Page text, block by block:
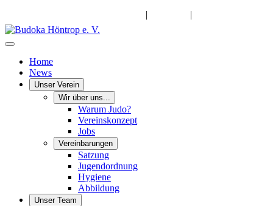
| |
Home
News
Unser Verein
Wir über uns...
Warum Judo?
Vereinskonzept
Jobs
Vereinbarungen
Satzung
Jugendordnung
Hygiene
Abbildung
Unser Team